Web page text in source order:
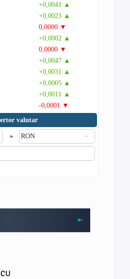
+0,0041 ▲
+0,0023 ▲
0,0000 ▼
+0,0002 ▲
0,0000 ▼
+0,0047 ▲
+0,0031 ▲
+0,0005 ▲
+0,0011 ▲
-0,0001 ▼
valutar
»